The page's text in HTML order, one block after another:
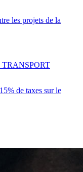
les projets de la
de taxes sur le